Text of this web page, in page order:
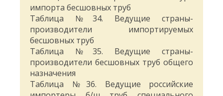
импорта бесшовных труб
Таблица №34. Ведущие страны-
производители импортируемых
бесшовных труб
Таблица №35. Ведущие страны-
производители бесшовных труб общего
назначения
Таблица №36. Ведущие российские